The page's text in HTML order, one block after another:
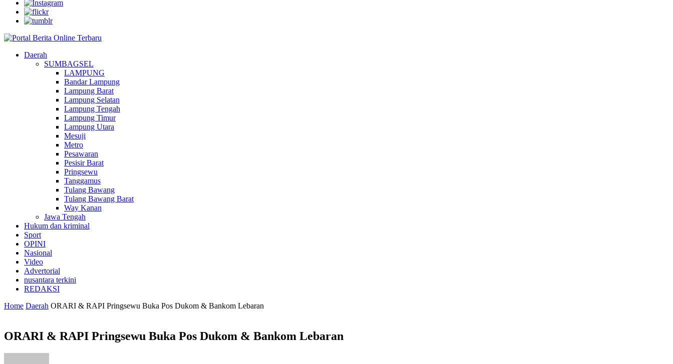
Daerah
SUMBAGSEL
LAMPUNG
Bandar Lampung
Lampung Barat
Lampung Selatan
Lampung Tengah
Lampung Timur
Lampung Utara
Mesuji
Metro
Pesawaran
Pesisir Barat
Pringsewu
Tanggamus
Tulang Bawang
Tulang Bawang Barat
Way Kanan
Jawa Tengah
Hukum dan kriminal
Sport
OPINI
Nasional
Video
Advertorial
nusantara terkini
REDAKSI
Home Daerah ORARI & RAPI Pringsewu Buka Pos Dukom & Bankom Lebaran
ORARI & RAPI Pringsewu Buka Pos Dukom & Bankom Lebaran